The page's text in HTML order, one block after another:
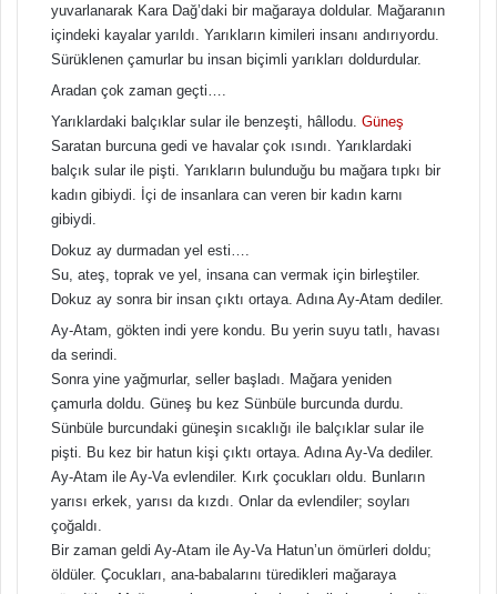
yuvarlanarak Kara Dağ’daki bir mağaraya doldular. Mağaranın
içindeki kayalar yarıldı. Yarıkların kimileri insanı andırıyordu.
Sürüklenen çamurlar bu insan biçimli yarıkları doldurdular.
Aradan çok zaman geçti….
Yarıklardaki balçıklar sular ile benzeşti, hâllodu. Güneş
Saratan burcuna gedi ve havalar çok ısındı. Yarıklardaki
balçık sular ile pişti. Yarıkların bulunduğu bu mağara tıpkı bir
kadın gibiydi. İçi de insanlara can veren bir kadın karnı
gibiydi.
Dokuz ay durmadan yel esti….
Su, ateş, toprak ve yel, insana can vermak için birleştiler.
Dokuz ay sonra bir insan çıktı ortaya. Adına Ay-Atam dediler.
Ay-Atam, gökten indi yere kondu. Bu yerin suyu tatlı, havası
da serindi.
Sonra yine yağmurlar, seller başladı. Mağara yeniden
çamurla doldu. Güneş bu kez Sünbüle burcunda durdu.
Sünbüle burcundaki güneşin sıcaklığı ile balçıklar sular ile
pişti. Bu kez bir hatun kişi çıktı ortaya. Adına Ay-Va dediler.
Ay-Atam ile Ay-Va evlendiler. Kırk çocukları oldu. Bunların
yarısı erkek, yarısı da kızdı. Onlar da evlendiler; soyları
çoğaldı.
Bir zaman geldi Ay-Atam ile Ay-Va Hatun’un ömürleri doldu;
öldüler. Çocukları, ana-babalarını türedikleri mağaraya